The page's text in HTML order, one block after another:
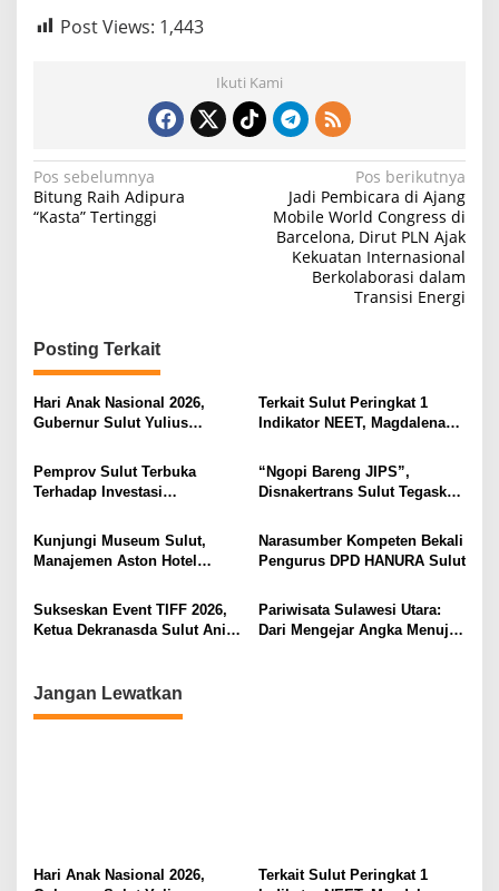
Post Views: 1,443
Ikuti Kami
N
a
a
s
i
p
o
s
Pos sebelumnya
Bitung Raih Adipura
“Kasta” Tertinggi
Pos berikutnya
Jadi Pembicara di Ajang
Mobile World Congress di
Barcelona, Dirut PLN Ajak
Kekuatan Internasional
Berkolaborasi dalam
Transisi Energi
Posting Terkait
Hari Anak Nasional 2026,
Gubernur Sulut Yulius
Ruang Aman Bagi Anak, di
Lingkungan Fisik Maupun di
Ruang Digital
Terkait Sulut Peringkat 1
Indikator NEET, Magdalena
Secara Proposional, Agar
Tidak Timbul Persepsi Keliru
Pemprov Sulut Terbuka
Terhadap Investasi
“Ngopi Bareng JIPS”,
Disnakertrans Sulut Tegaskan
Pekerja dari Ancaman PHK
Kunjungi Museum Sulut,
Manajemen Aston Hotel
Kebudayaan Ke Wisatawan
Narasumber Kompeten Bekali
Pengurus DPD HANURA Sulut
Sukseskan Event TIFF 2026,
Ketua Dekranasda Sulut Anik
Pariwisata Sulawesi Utara:
Dari Mengejar Angka Menuju
Jangan Lewatkan
Hari Anak Nasional 2026,
Terkait Sulut Peringkat 1